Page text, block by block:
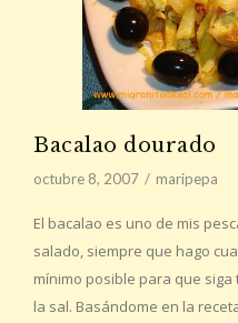
Bacalao dourado
octubre 8, 2007 maripepa
El bacalao es uno de mis
salado, siempre que hago
mínimo posible para que
la sal. Basándome en la